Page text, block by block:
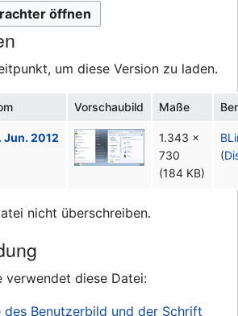
öffnen
um diese Version zu laden.
Vorschaubild Maße
Jun. 2012
1.343 ×
730
(184 KB)
(
nicht überschreiben.
verwendet diese Datei:
des Benutzerbild und der Schrift